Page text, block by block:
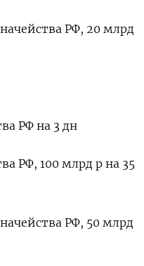
РФ, 20 млрд
РФ на 3 дн
РФ, 100 млрд р на 35
РФ, 50 млрд